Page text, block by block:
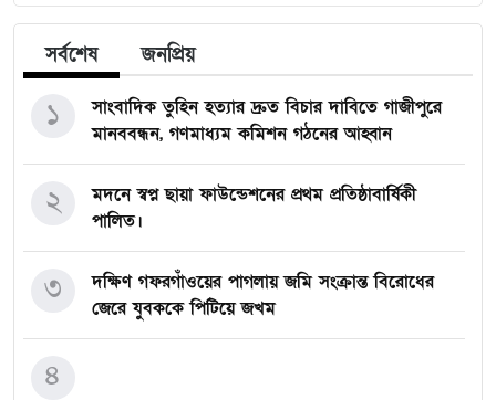
সর্বশেষ জনপ্রিয়
সাংবাদিক তুহিন হত্যার দ্রুত বিচার দাবিতে গাজীপুরে
মানববন্ধন, গণমাধ্যম কমিশন গঠনের আহ্বান
১
মদনে স্বপ্ন ছায়া ফাউন্ডেশনের প্রথম প্রতিষ্ঠাবার্ষিকী
পালিত।
২
দক্ষিণ গফরগাঁওয়ের পাগলায় জমি সংক্রান্ত বিরোধের
জেরে যুবককে পিটিয়ে জখম
৩
৪